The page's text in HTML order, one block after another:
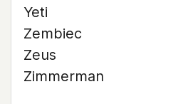
Yeti
Zembiec
Zeus
Zimmerman